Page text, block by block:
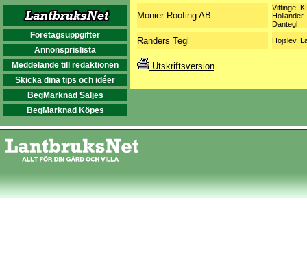
Företagsuppgifter
Annonsprislista
Meddelande till redaktionen
Skicka dina tips och idéer
BegMarknad Säljes
BegMarknad Köpes
Monier Roofing AB
Vittinge,
Hollander,
Dantegl
Randers Tegl Höjslev,
Utskriftsversion